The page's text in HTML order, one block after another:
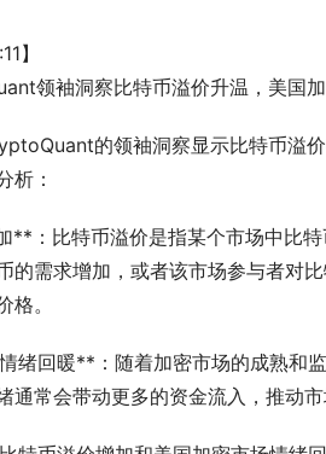
】
领袖洞察比特币溢价升温，美国加
的领袖洞察显示比特币溢
析：
**：比特币溢价是指某个市场中比
的需求增加，或者该市场参与者对
。
绪回暖**：随着加密市场的成熟和
通常会带动更多的资金流入，推动市